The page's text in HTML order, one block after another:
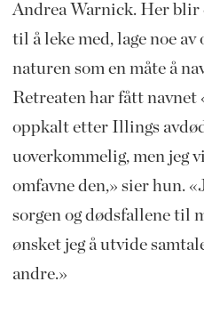
Andrea Warnick. Her
til å leke med, lage noe av
naturen som en måte å
Retreaten har fått navnet
oppkalt etter Illings
uoverkommelig, men jeg
omfavne den,» sier hun.
sorgen og dødsfallene til
ønsket jeg å utvide
andre.»